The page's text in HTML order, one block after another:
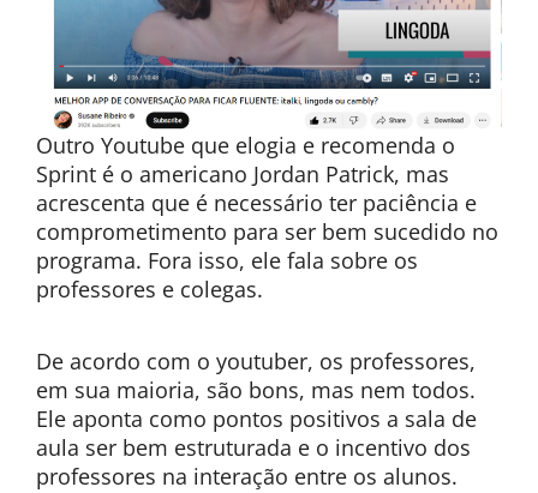
Outro Youtube que elogia e recomenda o
Sprint é o americano Jordan Patrick, mas
acrescenta que é necessário ter paciência e
comprometimento para ser bem sucedido no
programa. Fora isso, ele fala sobre os
professores e colegas.
De acordo com o youtuber, os professores,
em sua maioria, são bons, mas nem todos.
Ele aponta como pontos positivos a sala de
aula ser bem estruturada e o incentivo dos
professores na interação entre os alunos.